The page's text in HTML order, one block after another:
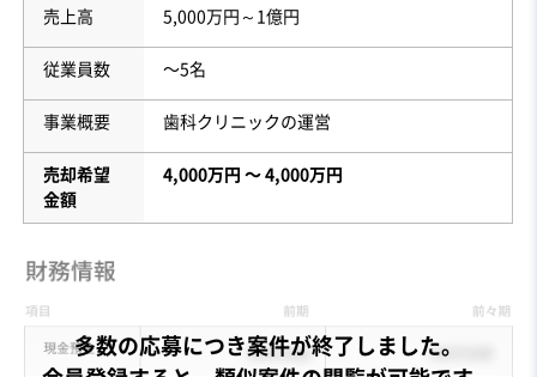
売上高 5,000万円～1億円
従業員数 〜5名
事業概要 歯科クリニックの運営
売却希望
金額
4,000万円 〜 4,000万円
多数の応募につき案件が終了しました。